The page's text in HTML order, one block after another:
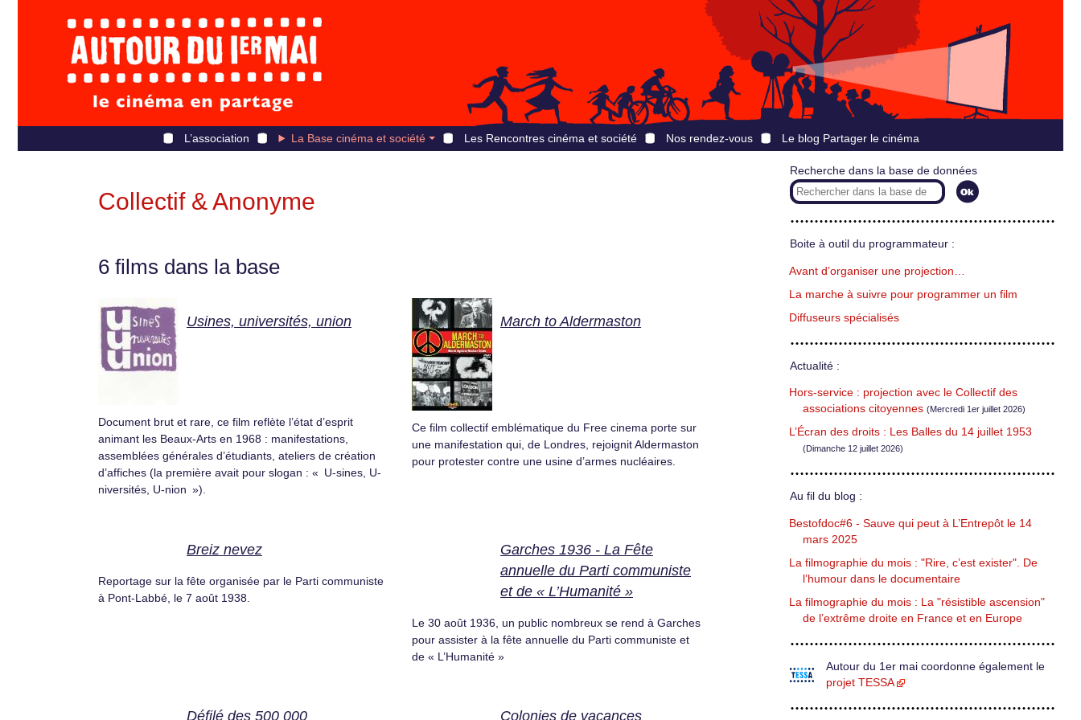
L’association La Base cinéma et société Les Rencontres cinéma et société Nos rendez-vous Le blog Partager le cinéma
Collectif & Anonyme
6 films dans la base
Usines, universités, union
Document brut et rare, ce film reflète l’état d’esprit
animant les Beaux-Arts en 1968 : manifestations,
assemblées générales d’étudiants, ateliers de création
d’affiches (la première avait pour slogan : « U-sines, U-
niversités, U-nion »).
March to Aldermaston
Ce film collectif emblématique du Free cinema porte sur
une manifestation qui, de Londres, rejoignit Aldermaston
pour protester contre une usine d’armes nucléaires.
Breiz nevez
Reportage sur la fête organisée par le Parti communiste
à Pont-Labbé, le 7 août 1938.
Garches 1936 - La Fête
annuelle du Parti communiste
et de « L’Humanité »
Le 30 août 1936, un public nombreux se rend à Garches
pour assister à la fête annuelle du Parti communiste et
de « L’Humanité »
Défilé des 500 000 Colonies de vacances
Recherche dans la base de données
Boite à outil du programmateur :
Avant d’organiser une projection…
La marche à suivre pour programmer un film
Diffuseurs spécialisés
Actualité :
Hors-service : projection avec le Collectif des
associations citoyennes (Mercredi 1er juillet 2026)
L’Écran des droits : Les Balles du 14 juillet 1953
(Dimanche 12 juillet 2026)
Au fil du blog :
Bestofdoc#6 - Sauve qui peut à L’Entrepôt le 14
mars 2025
La filmographie du mois : "Rire, c’est exister". De
l’humour dans le documentaire
La filmographie du mois : La "résistible ascension"
de l’extrême droite en France et en Europe
Autour du 1er mai coordonne également le
projet TESSA